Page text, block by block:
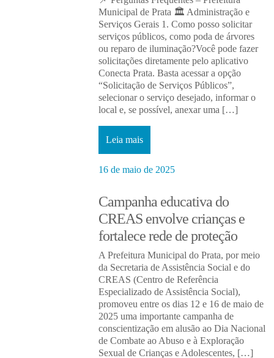
Municipal de Prata 🏛️ Administração e
Serviços Gerais 1. Como posso solicitar
serviços públicos, como poda de árvores
ou reparo de iluminação?Você pode fazer
solicitações diretamente pelo aplicativo
Conecta Prata. Basta acessar a opção
“Solicitação de Serviços Públicos”,
selecionar o serviço desejado, informar o
local e, se possível, anexar uma […]
Leia mais
16 de maio de 2025
Campanha educativa do
CREAS envolve crianças e
fortalece rede de proteção
A Prefeitura Municipal do Prata, por meio
da Secretaria de Assistência Social e do
CREAS (Centro de Referência
Especializado de Assistência Social),
promoveu entre os dias 12 e 16 de maio de
2025 uma importante campanha de
conscientização em alusão ao Dia Nacional
de Combate ao Abuso e à Exploração
Sexual de Crianças e Adolescentes, […]